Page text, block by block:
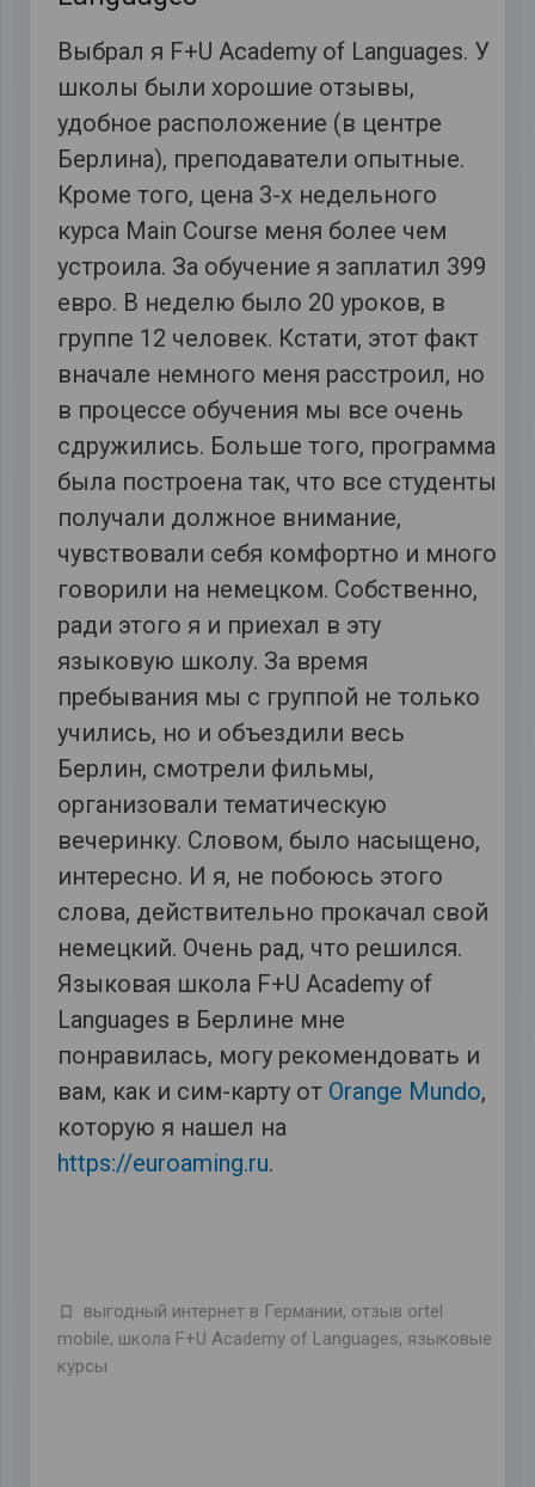
Выбрал я F+U Academy of Languages. У
школы были хорошие отзывы,
удобное расположение (в центре
Берлина), преподаватели опытные.
Кроме того, цена 3-х недельного
курса Main Course меня более чем
устроила. За обучение я заплатил 399
евро. В неделю было 20 уроков, в
группе 12 человек. Кстати, этот факт
вначале немного меня расстроил, но
в процессе обучения мы все очень
сдружились. Больше того, программа
была построена так, что все студенты
получали должное внимание,
чувствовали себя комфортно и много
говорили на немецком. Собственно,
ради этого я и приехал в эту
языковую школу. За время
пребывания мы с группой не только
учились, но и объездили весь
Берлин, смотрели фильмы,
организовали тематическую
вечеринку. Словом, было насыщено,
интересно. И я, не побоюсь этого
слова, действительно прокачал свой
немецкий. Очень рад, что решился.
Языковая школа F+U Academy of
Languages в Берлине мне
понравилась, могу рекомендовать и
вам, как и сим-карту от Orange Mundo,
которую я нашел на
https://euroaming.ru.
выгодный интернет в Германии, отзыв ortel
mobile, школа F+U Academy of Languages, языковые
курсы